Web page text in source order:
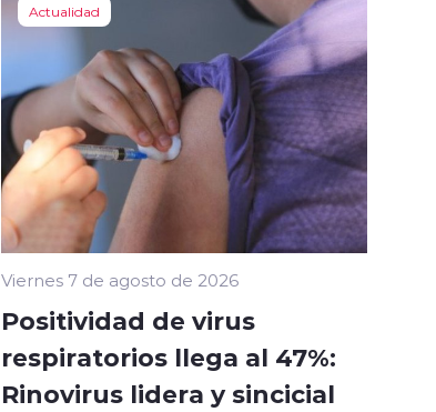
Actualidad
Viernes 7 de agosto de 2026
Positividad de virus
respiratorios llega al 47%:
Rinovirus lidera y sincicial